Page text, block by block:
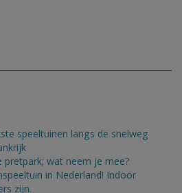
speeltuinen langs de snelweg
wat neem je mee?
in Nederland! Indoor
zijn.